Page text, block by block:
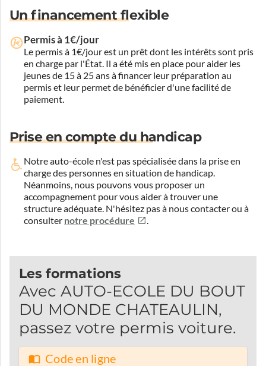
Un financement flexible
Permis à 1€/jour
Le permis à 1€/jour est un prêt dont les intérêts sont pris
en charge par l'État. Il a été mis en place pour aider les
jeunes de 15 à 25 ans à financer leur préparation au
permis et leur permet de bénéficier d'une facilité de
paiement.
Prise en compte du handicap
Notre auto-école n'est pas spécialisée dans la prise en
charge des personnes en situation de handicap.
Néanmoins, nous pouvons vous proposer un
accompagnement pour vous aider à trouver une
structure adéquate. N'hésitez pas à nous contacter ou à
consulter notre procédure .
Les formations
Avec AUTO-ECOLE DU BOUT
DU MONDE CHATEAULIN,
passez votre permis voiture.
Code en ligne